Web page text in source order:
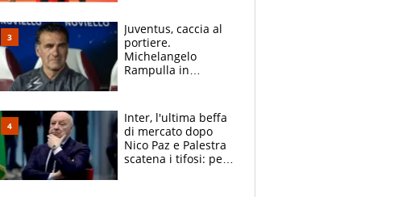
dopo il derby
Juventus, caccia al
portiere.
Michelangelo
Rampulla in
Roba da Lega Pro.
Caprile profilo
giusto”
Inter, l'ultima beffa
di mercato dopo
Nico Paz e Palestra
scatena i tifosi: per